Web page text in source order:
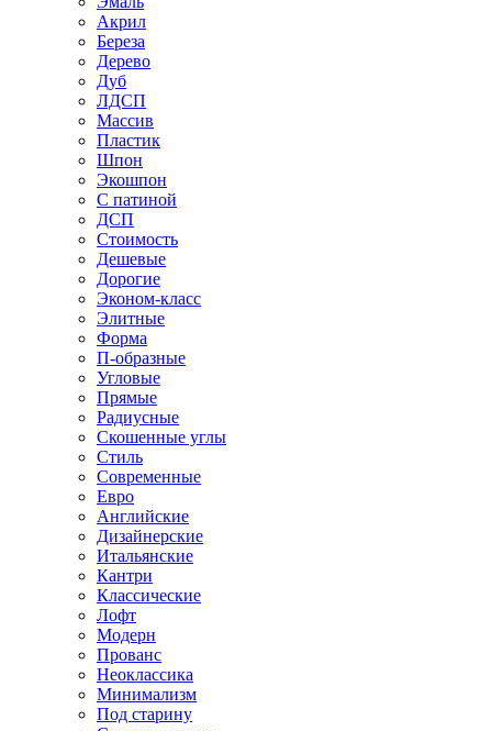
Акрил
Береза
Дерево
Дуб
ЛДСП
Массив
Пластик
Шпон
Экошпон
С патиной
ДСП
Стоимость
Дешевые
Дорогие
Эконом-класс
Элитные
Форма
П-образные
Угловые
Прямые
Радиусные
Скошенные углы
Стиль
Современные
Евро
Английские
Дизайнерские
Итальянские
Кантри
Классические
Лофт
Модерн
Прованс
Неоклассика
Минимализм
Под старину